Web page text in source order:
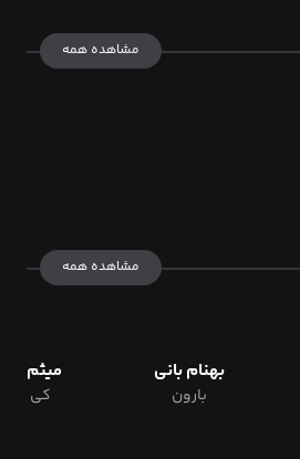
مشاهده همه
مشاهده همه
بهنام بانی
بارون
میثم
کی